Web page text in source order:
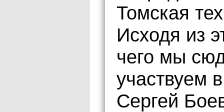
Томская
Исходя из
чего мы
участвуем
Сергей